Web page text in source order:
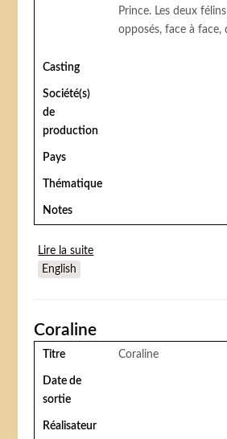
Prince. Les deux
opposés, face à face,
Casting
Société(s)
de
production
Pays
Thématique
Notes
Lire la suite
English
Coraline
Titre Coraline
Date de
sortie
Réalisateur